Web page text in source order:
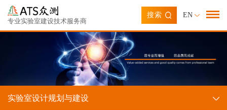
专业实验室建设技术服务商
搜索 EN
实验室设计规划与建设